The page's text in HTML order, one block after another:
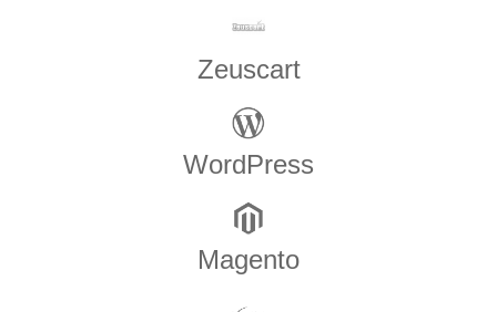
Zeuscart
WordPress
Magento